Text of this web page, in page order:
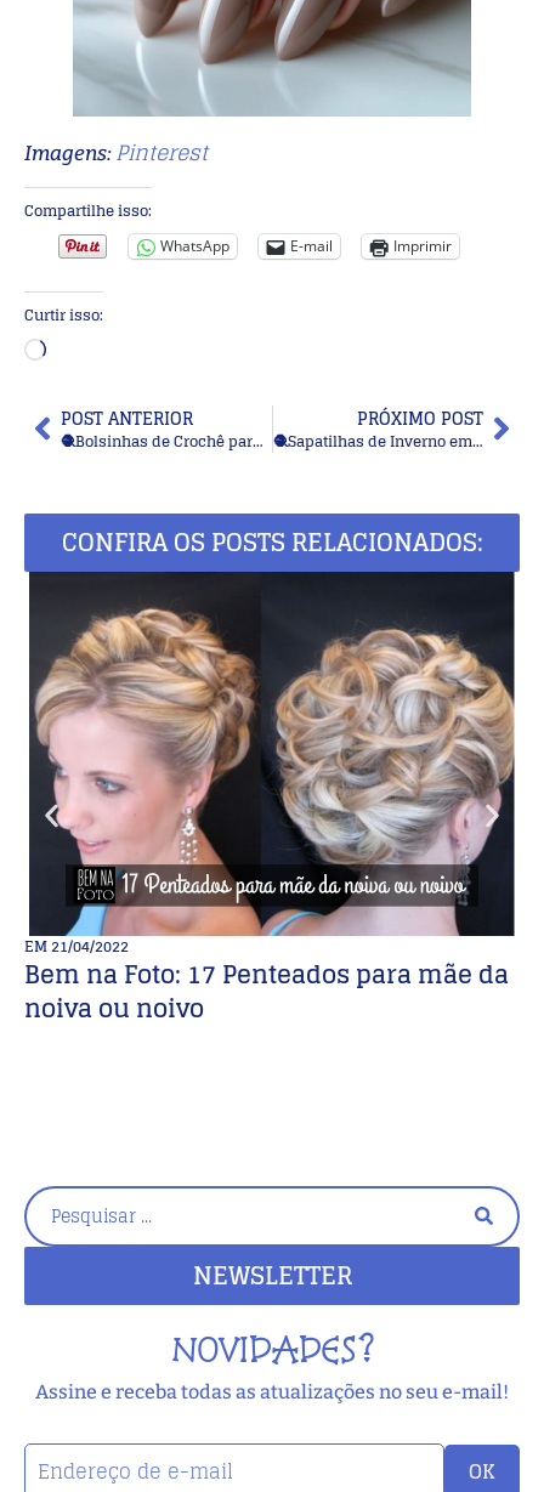
Imagens:Pinterest
Compartilhe isso:
WhatsApp E-mail Imprimir
Curtir isso:
POST ANTERIOR
🧶Bolsinhas de Crochê para Celular: Modelos Criativos para Cada Estilo e Ocasião
PRÓXIMO POST
🧶Sapatilhas de Inverno em Crochê ou Tricô: +14 Modelos Criativos para Presentear, Usar ou Vender
CONFIRA OS POSTS RELACIONADOS:
EM21/04/2022
Bem na Foto: 17 Penteados para mãe da
noiva ou noivo
NEWSLETTER
NOVIDADES?
Assine e receba todas as atualizações no seu e-mail!
OK